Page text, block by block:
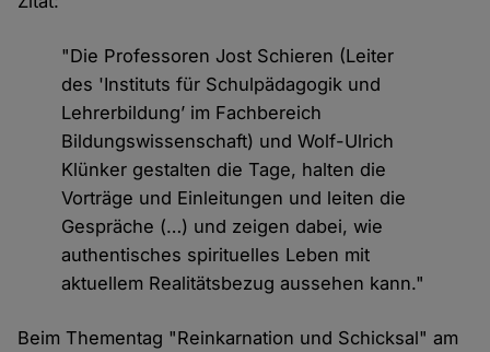
"Die Professoren Jost Schieren (Leiter
des 'Instituts für Schulpädagogik und
Lehrerbildung’ im Fachbereich
Bildungswissenschaft) und Wolf-Ulrich
Klünker gestalten die Tage, halten die
Vorträge und Einleitungen und leiten die
Gespräche (…) und zeigen dabei, wie
authentisches spirituelles Leben mit
aktuellem Realitätsbezug aussehen kann."
Beim Thementag "Reinkarnation und Schicksal" am